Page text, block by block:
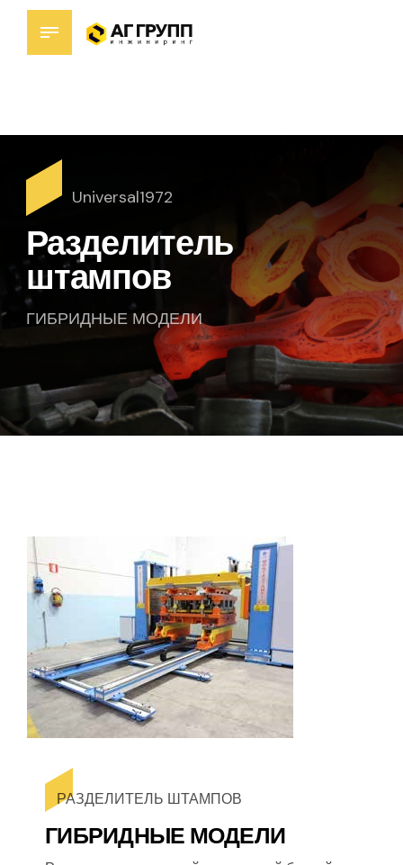
Universal1972
Разделитель
штампов
ГИБРИДНЫЕ МОДЕЛИ
РАЗДЕЛИТЕЛЬ ШТАМПОВ
ГИБРИДНЫЕ МОДЕЛИ